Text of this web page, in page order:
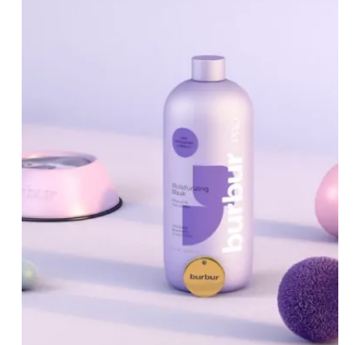
Otro
Turismo de Aventura